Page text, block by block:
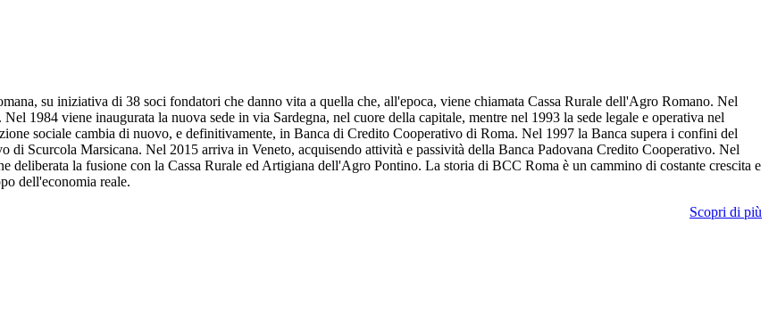
su iniziativa di 38 soci fondatori che danno vita a quella che, all'epoca, viene chiamata Cassa Rurale dell'Agro Romano. Nel
1984 viene inaugurata la nuova sede in via Sardegna, nel cuore della capitale, mentre nel 1993 la sede legale e operativa nel
sociale cambia di nuovo, e definitivamente, in Banca di Credito Cooperativo di Roma. Nel 1997 la Banca supera i confini del
Scurcola Marsicana. Nel 2015 arriva in Veneto, acquisendo attività e passività della Banca Padovana Credito Cooperativo. Nel
deliberata la fusione con la Cassa Rurale ed Artigiana dell'Agro Pontino. La storia di BCC Roma è un cammino di costante crescita e
dell'economia reale.
Scopri di più